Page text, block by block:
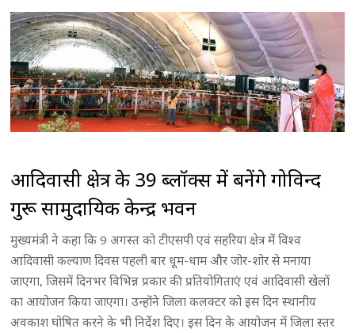
आदिवासी क्षेत्र के 39 ब्लॉक्स में बनेंगे गोविन्द
गुरू सामुदायिक केन्द्र भवन
मुख्यमंत्री ने कहा कि 9 अगस्त को टीएसपी एवं सहरिया क्षेत्र में विश्व
आदिवासी कल्याण दिवस पहली बार धूम-धाम और जोर-शोर से मनाया
जाएगा, जिसमें दिनभर विभिन्न प्रकार की प्रतियोगिताएं एवं आदिवासी खेलों
का आयोजन किया जाएगा। उन्होंने जिला कलक्टर को इस दिन स्थानीय
अवकाश घोषित करने के भी निर्देश दिए। इस दिन के आयोजन में जिला स्तर